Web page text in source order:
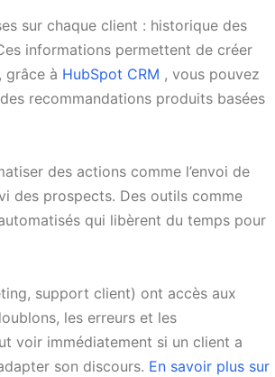
sur chaque client : historique des
informations permettent de créer
grâce à HubSpot CRM , vous pouvez
recommandations produits basées
des actions comme l’envoi de
des prospects. Des outils comme
qui libèrent du temps pour
support client) ont accès aux
les erreurs et les
voir immédiatement si un client a
son discours. En savoir plus sur